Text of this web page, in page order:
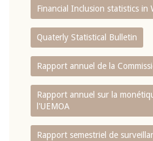
Financial Inclusion statistics in
Quaterly Statistical Bulletin
Rapport annuel de la
Rapport annuel sur la
l'UEMOA
Rapport semestriel de